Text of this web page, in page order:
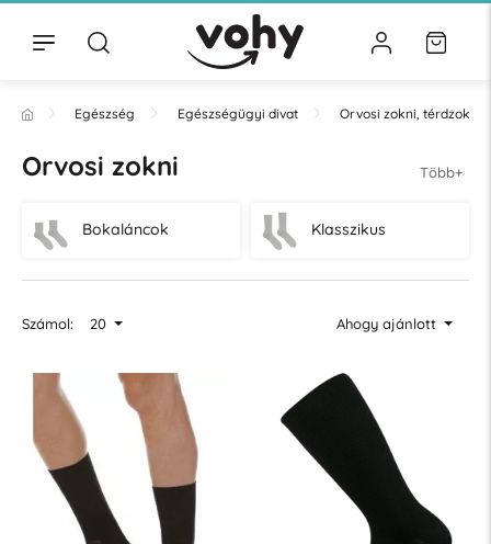
Egészség Egészségügyi divat Orvosi zokni, térdzokni
Orvosi zokni Több+
Bokaláncok Klasszikus
Számol: 20 Ahogy ajánlott